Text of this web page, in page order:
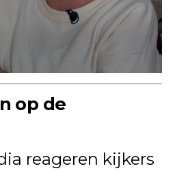
op de
reageren kijkers